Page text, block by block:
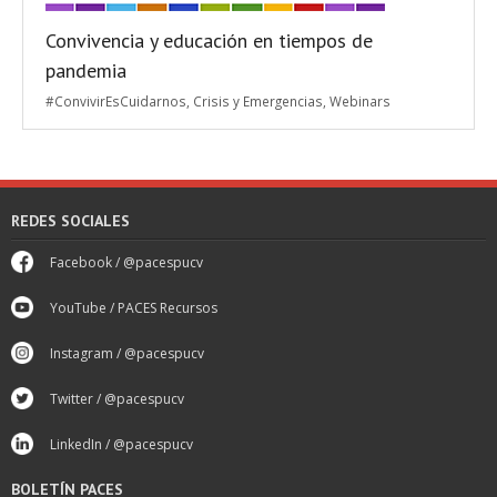
Convivencia y educación en tiempos de
pandemia
#ConvivirEsCuidarnos Crisis y Emergencias Webinars
REDES SOCIALES
Facebook / @pacespucv
YouTube / PACES Recursos
Instagram / @pacespucv
Twitter / @pacespucv
LinkedIn / @pacespucv
BOLETÍN PACES